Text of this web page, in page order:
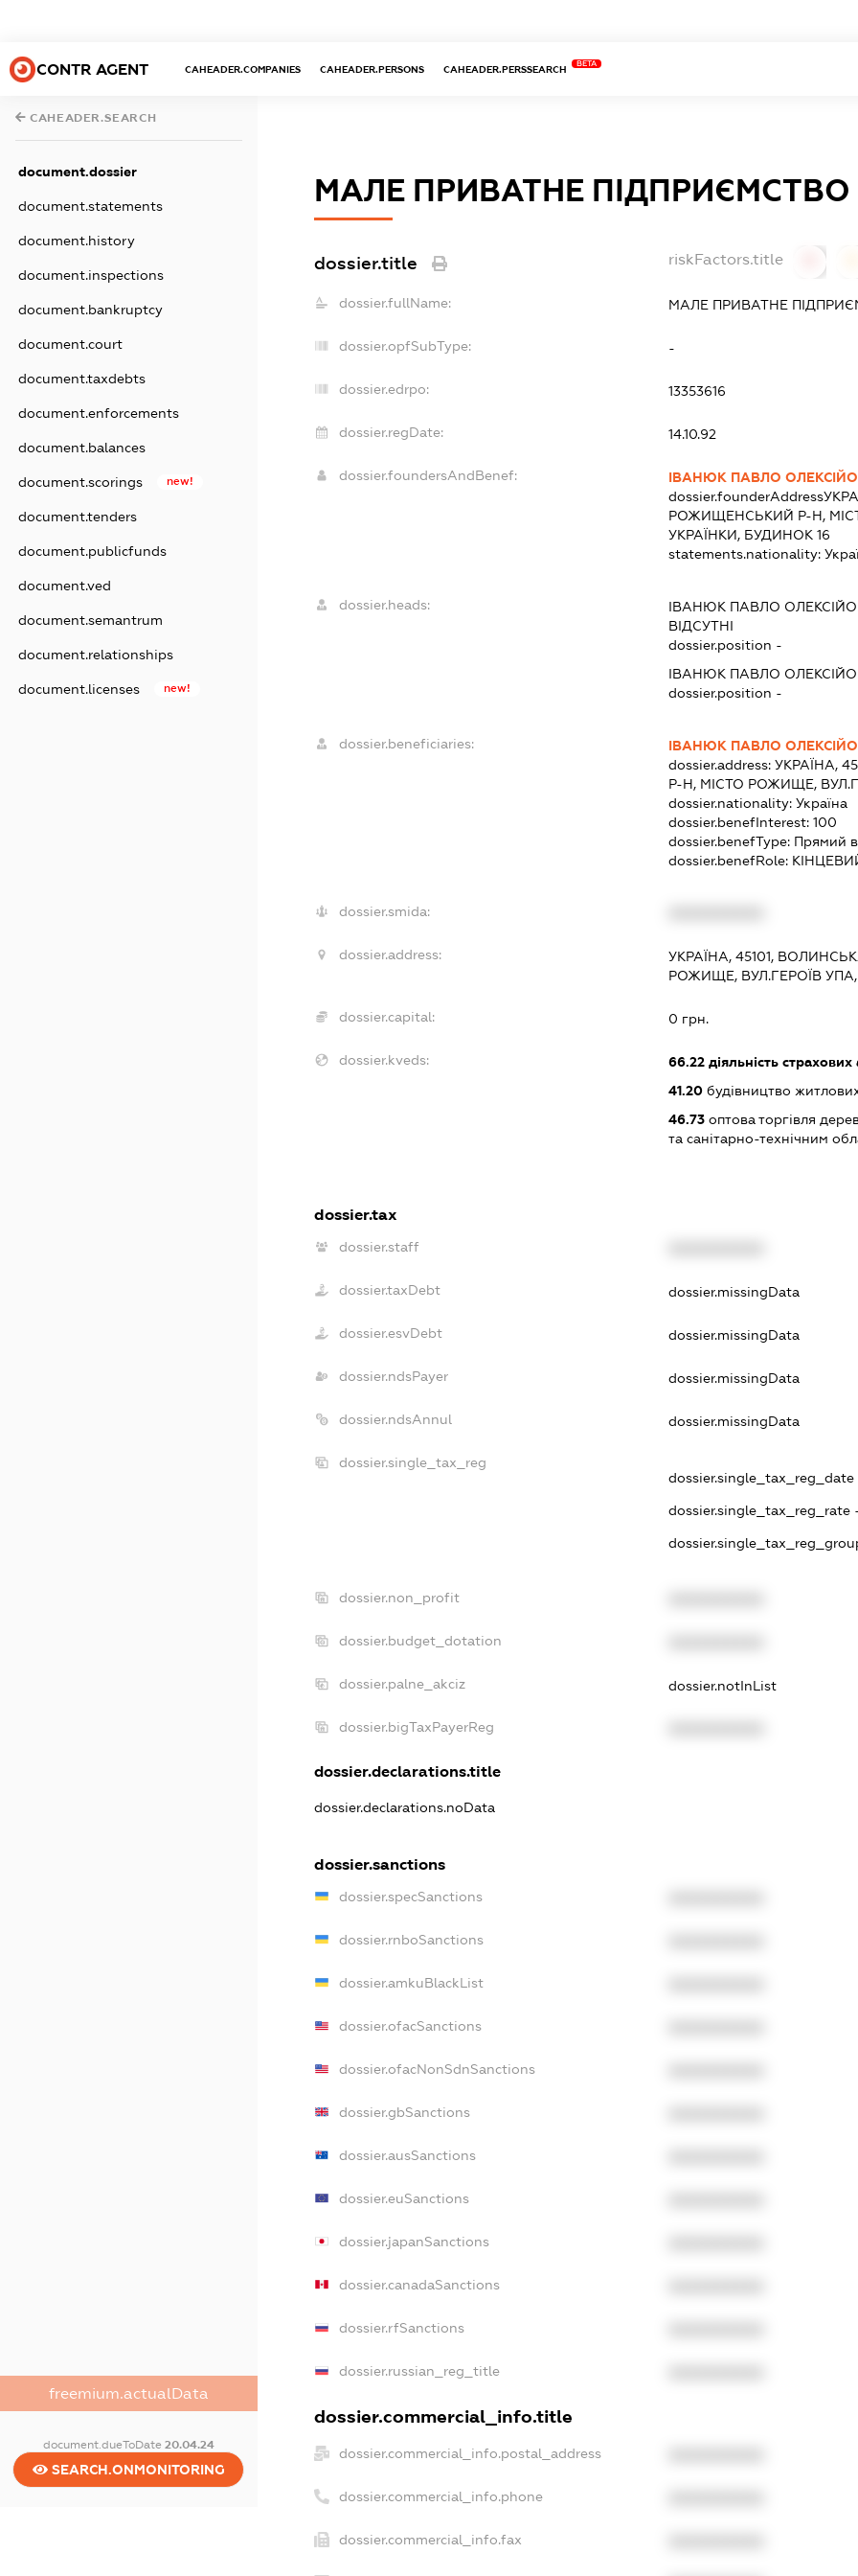
CONTR AGENT CAHEADER.COMPANIES CAHEADER.PERSONS CAHEADER.PERSSEARCH
BETA
CAHEADER.SEARCH
document.dossier
document.statements
document.history
document.inspections
document.bankruptcy
document.court
document.taxdebts
document.enforcements
document.balances
document.scorings new!
document.tenders
document.publicfunds
document.ved
document.semantrum
document.relationships
document.licenses new!
freemium.actualData
document.dueToDate 20.04.24
SEARCH.ONMONITORING
МАЛЕ ПРИВАТНЕ
dossier.title riskFactors.title
dossier.fullName: МАЛЕ ПРИВАТНЕ
dossier.opfSubType: -
dossier.edrpo: 13353616
dossier.regDate: 14.10.92
dossier.foundersAndBenef:
ІВАНЮК ПАВЛО
dossier.founderAddress
РОЖИЩЕНСЬКИЙ Р-Н,
УКРАЇНКИ, БУДИНОК 16
statements.nationality:
dossier.heads: ІВАНЮК ПАВЛО
ВІДСУТНІ
dossier.position -
ІВАНЮК ПАВЛО
dossier.position -
dossier.beneficiaries:
ІВАНЮК ПАВЛО
dossier.address:УКРАЇНА,
Р-Н, МІСТО РОЖИЩЕ,
dossier.nationality:Україна
dossier.benefInterest:100
dossier.benefType: Прямий
dossier.benefRole:
dossier.smida:
dossier.address:
УКРАЇНА, 45101,
РОЖИЩЕ, ВУЛ.ГЕРОЇВ
dossier.capital: 0 грн.
dossier.kveds: 66.22 діяльність страхових
41.20 будівництво
46.73 оптова торгівля
та санітарно-технічним
dossier.tax
dossier.staff
dossier.taxDebt dossier.missingData
dossier.esvDebt dossier.missingData
dossier.ndsPayer dossier.missingData
dossier.ndsAnnul dossier.missingData
dossier.single_tax_reg
dossier.single_tax_reg_date -
dossier.single_tax_reg_rate
dossier.non_profit
dossier.budget_dotation
dossier.palne_akciz dossier.notInList
dossier.bigTaxPayerReg
dossier.declarations.title
dossier.declarations.noData
dossier.sanctions
dossier.specSanctions
dossier.rnboSanctions
dossier.amkuBlackList
dossier.ofacSanctions
dossier.ofacNonSdnSanctions
dossier.gbSanctions
dossier.ausSanctions
dossier.euSanctions
dossier.japanSanctions
dossier.canadaSanctions
dossier.rfSanctions
dossier.russian_reg_title
dossier.commercial_info.title
dossier.commercial_info.postal_address
dossier.commercial_info.phone
dossier.commercial_info.fax